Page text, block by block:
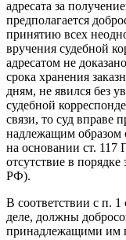
адресата за
предполагается
принятию всех
вручения судебной
адресатом не
срока хранения
дням, не явился без
судебной
связи, то суд вправе
надлежащим образом
на основании ст. 117
отсутствие в
РФ).
В соответствии с п.
деле, должны
принадлежащими им